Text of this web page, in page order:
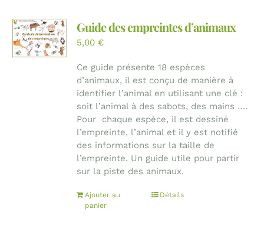
Guide des empreintes d’animaux
5,00 €
Ce guide présente 18 espèces
d’animaux, il est conçu de manière à
identifier l’animal en utilisant une clé :
soit l’animal à des sabots, des mains ….
Pour chaque espèce, il est dessiné
l’empreinte, l’animal et il y est notifié
des informations sur la taille de
l’empreinte. Un guide utile pour partir
sur la piste des animaux.
Ajouter au
panier
Détails